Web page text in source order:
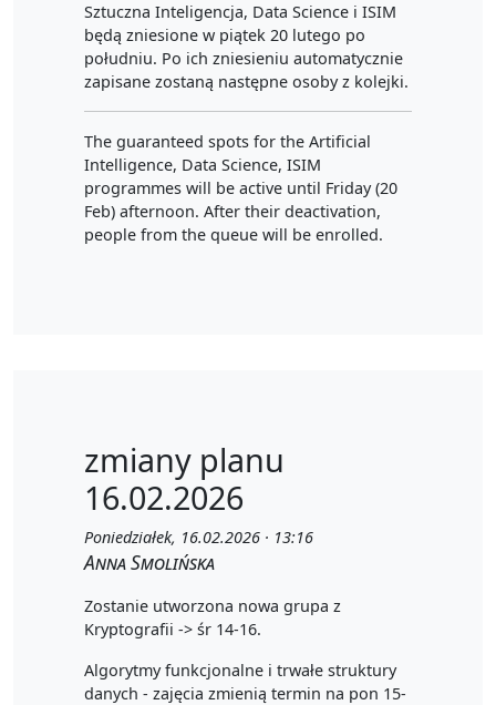
Sztuczna Inteligencja, Data Science i ISIM
będą zniesione w piątek 20 lutego po
południu. Po ich zniesieniu automatycznie
zapisane zostaną następne osoby z kolejki.
The guaranteed spots for the Artificial
Intelligence, Data Science, ISIM
programmes will be active until Friday (20
Feb) afternoon. After their deactivation,
people from the queue will be enrolled.
zmiany planu
16.02.2026
Poniedziałek, 16.02.2026 · 13:16
Anna Smolińska
Zostanie utworzona nowa grupa z
Kryptografii -> śr 14-16.
Algorytmy funkcjonalne i trwałe struktury
danych - zajęcia zmienią termin na pon 15-